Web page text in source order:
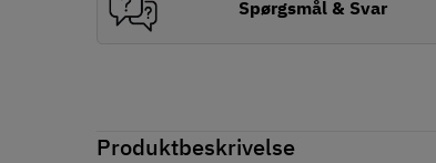
Produktbeskrivelse
Spørgsmål & Svar